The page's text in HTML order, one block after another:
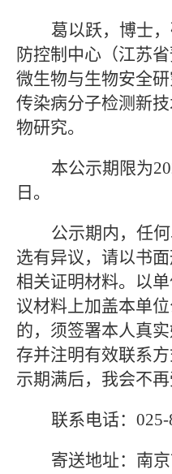
葛以跃，博士
防控制中心（江苏
微生物与生物安全
传染病分子检测新
物研究。
本公示期限为
日。
公示期内，任
选有异议，请以书
相关证明材料。以
议材料上加盖本单
的，须签署本人真
存并注明有效联系
示期满后，我会不再
联系电话：025-
寄送地址：南